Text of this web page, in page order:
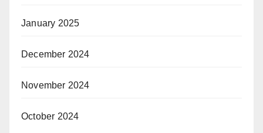
January 2025
December 2024
November 2024
October 2024